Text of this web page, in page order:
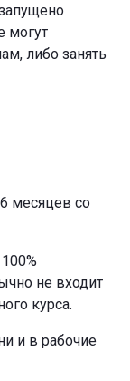
могут
либо занять
месяцев со
не входит
курса.
и в рабочие